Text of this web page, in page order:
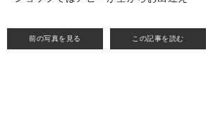
前の写真を見る この記事を読む